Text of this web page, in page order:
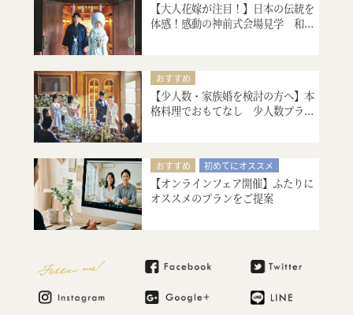
絶品スイーツ試食
神殿挙式
特別限定プレゼント付
引出物・婚礼アイテム紹介
ご宿泊のご予約・ご相談
【大人花嫁が注目！】日本の伝統を
体感！感動の神前式会場見学 和...
おすすめ
シェフ厳選、美食料理の試食
絶品スイーツ試食
大聖堂挙式
マタニティ・お急ぎ婚相談
見積り相談会
引出物・婚礼アイテム紹介
【少人数・家族婚を検討の方へ】本
格料理でおもてなし 少人数プラ...
おすすめ
初めてにオススメ
フォトウエディング
ご宿泊のご予約・ご相談
【オンラインフェア開催】ふたりに
オススメのプランをご提案
Follow me!